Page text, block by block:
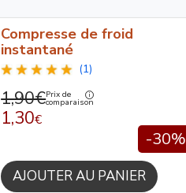
Compresse de froid
instantané
(1)
1,90€Prix de
comparaison
1,30€
-30%
AJOUTER AU PANIER